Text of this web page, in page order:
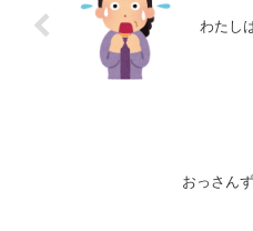
わたし
おっさん